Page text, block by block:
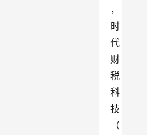
，
时
代
财
税
科
技
（